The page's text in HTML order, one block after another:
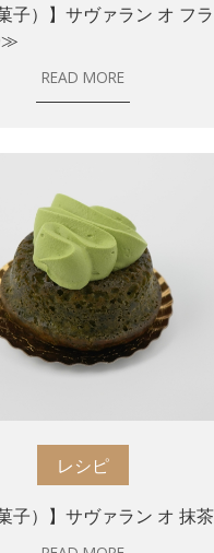
子）】サヴァラン オ フ
READ MORE
レシピ
子）】サヴァラン オ 抹茶